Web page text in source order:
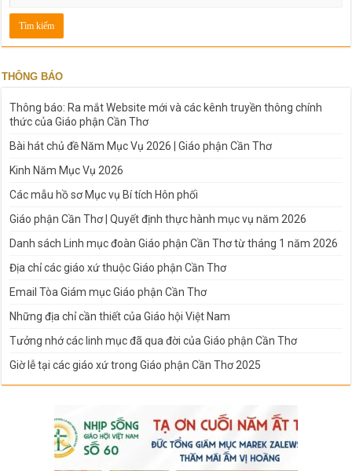
THÔNG BÁO
Thông báo: Ra mắt Website mới và các kênh truyền thông chính
thức của Giáo phận Cần Thơ
Bài hát chủ đề Năm Mục Vụ 2026 | Giáo phận Cần Thơ
Kinh Năm Mục Vụ 2026
Các mẫu hồ sơ Mục vụ Bí tích Hôn phối
Giáo phận Cần Thơ | Quyết định thực hành mục vụ năm 2026
Danh sách Linh mục đoàn Giáo phận Cần Thơ từ tháng 1 năm 2026
Địa chỉ các giáo xứ thuộc Giáo phận Cần Thơ
Email Tòa Giám mục Giáo phận Cần Thơ
Những địa chỉ cần thiết của Giáo hội Việt Nam
Tưởng nhớ các linh mục đã qua đời của Giáo phận Cần Thơ
Giờ lễ tại các giáo xứ trong Giáo phận Cần Thơ 2025